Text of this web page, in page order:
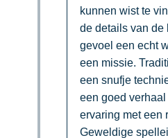
kunnen wist te
de details van de
gevoel een echt
een missie.
een snufje
een goed
ervaring met een
Geweldige